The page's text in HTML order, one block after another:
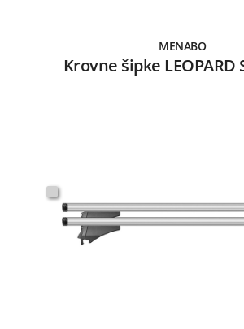
MENABO
Krovne šipke LEOPARD